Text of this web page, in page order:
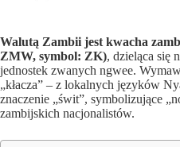
Walutą Zambii jest kwacha
ZMW, symbol: ZK), dzieląca się
jednostek zwanych ngwee.
„kłacza” – z lokalnych języków
znaczenie „świt”, symbolizujące
zambijskich nacjonalistów.